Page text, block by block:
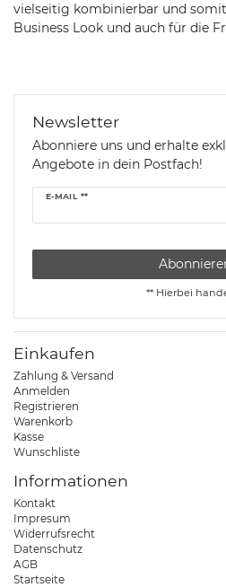
vielseitig kombinierbar und
Business Look und auch für die
Newsletter
Abonniere uns und erhalte
Angebote in dein Postfach!
E-MAIL **
Newsletter
** Hierbei
Einkaufen
Zahlung & Versand
Anmelden
Registrieren
Warenkorb
Kasse
Wunschliste
Informationen
Kontakt
Impresum
Widerrufsrecht
Datenschutz
AGB
Startseite